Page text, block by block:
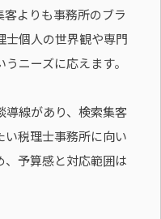
よりも事務所のブラ
士個人の世界観や専門
ニーズに応えます。
導線があり、検索集客
い税理士事務所に向い
、予算感と対応範囲は